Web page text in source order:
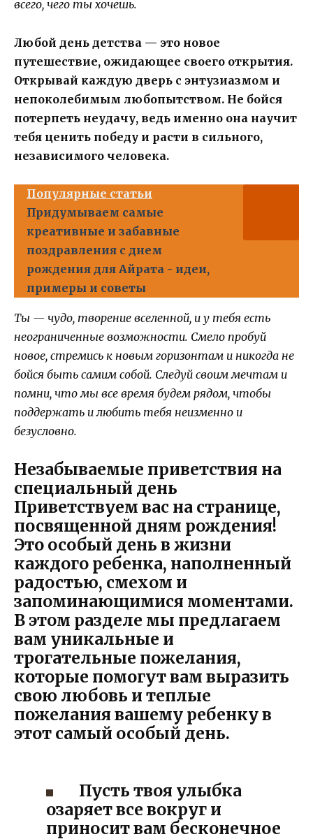
всего, чего ты хочешь.
Любой день детства — это новое
путешествие, ожидающее своего открытия.
Открывай каждую дверь с энтузиазмом и
непоколебимым любопытством. Не бойся
потерпеть неудачу, ведь именно она научит
тебя ценить победу и расти в сильного,
независимого человека.
Популярные статьи
Придумываем самые
креативные и забавные
поздравления с днем
рождения для Айрата - идеи,
примеры и советы
Ты — чудо, творение вселенной, и у тебя есть
неограниченные возможности. Смело пробуй
новое, стремись к новым горизонтам и никогда не
бойся быть самим собой. Следуй своим мечтам и
помни, что мы все время будем рядом, чтобы
поддержать и любить тебя неизменно и
безусловно.
Незабываемые приветствия на
специальный день
Приветствуем вас на странице,
посвященной дням рождения!
Это особый день в жизни
каждого ребенка, наполненный
радостью, смехом и
запоминающимися моментами.
В этом разделе мы предлагаем
вам уникальные и
трогательные пожелания,
которые помогут вам выразить
свою любовь и теплые
пожелания вашему ребенку в
этот самый особый день.
Пусть твоя улыбка
озаряет все вокруг и
приносит вам бесконечное